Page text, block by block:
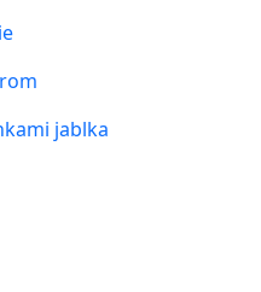
jablka